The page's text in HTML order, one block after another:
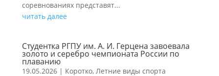
соревнованиях представят...
читать далее
Студентка РГПУ им. А. И. Герцена завоевала
золото и серебро чемпионата России по
плаванию
19.05.2026| Коротко, Летние виды спорта